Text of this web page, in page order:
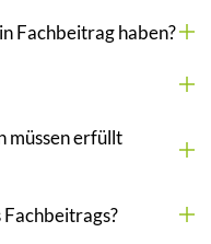
Fachbeitrag haben?
müssen erfüllt
Fachbeitrags?